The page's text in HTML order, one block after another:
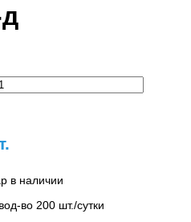
в наличии
во 200 шт./сутки